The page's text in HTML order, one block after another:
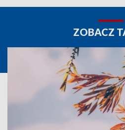
ZOBACZ